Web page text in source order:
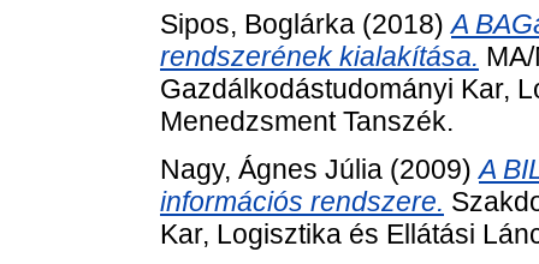
Sipos, Boglárka (2018)A
rendszerének kialakítása.
Gazdálkodástudományi Kar,
Menedzsment Tanszék.
Nagy, Ágnes Júlia (2009)A
információs rendszere.
Kar, Logisztika és Ellátási